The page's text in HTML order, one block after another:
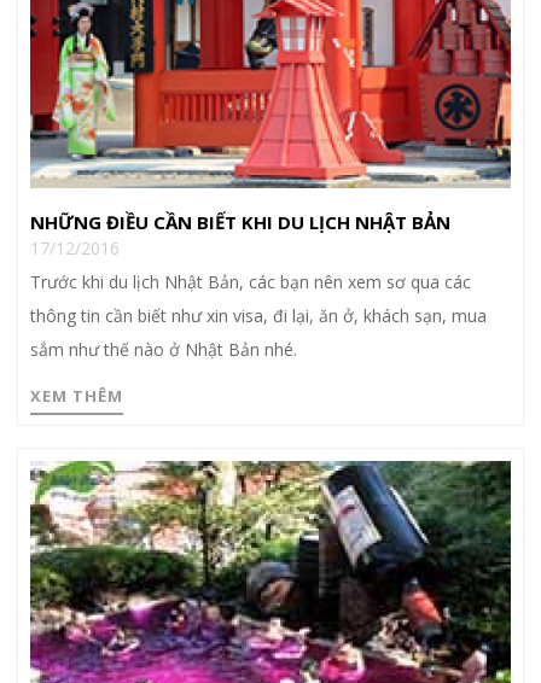
NHỮNG ĐIỀU CẦN BIẾT KHI DU LỊCH NHẬT BẢN
17/12/2016
Trước khi du lịch Nhật Bản, các bạn nên xem sơ qua các
thông tin cần biết như xin visa, đi lại, ăn ở, khách sạn, mua
sắm như thế nào ở Nhật Bản nhé.
XEM THÊM